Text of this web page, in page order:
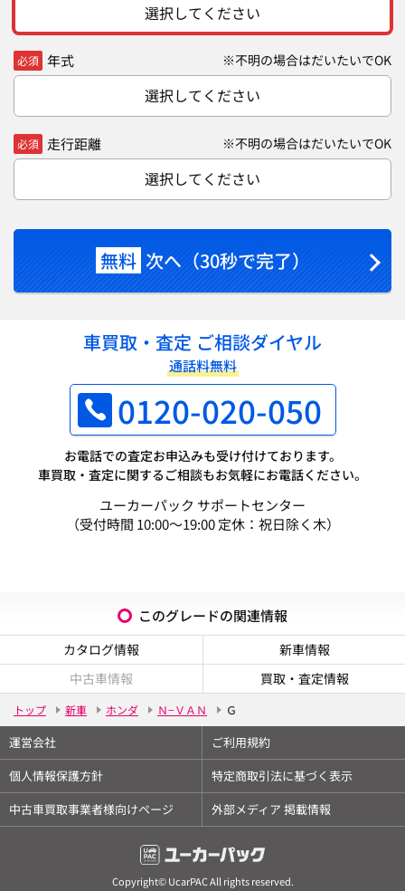
選択してください
必須 年式 ※不明の場合はだいたいでOK
選択してください
必須 走行距離 ※不明の場合はだいたいでOK
選択してください
無料 次へ（30秒で完了）
車買取・査定 ご相談ダイヤル
通話料無料
0120-020-050
お電話での査定お申込みも受け付けております。
車買取・査定に関するご相談もお気軽にお電話ください。
ユーカーパック サポートセンター
（受付時間 10:00～19:00 定休：祝日除く木）
このグレードの関連情報
カタログ情報
新車情報
中古車情報
買取・査定情報
トップ 新車 ホンダ Ｎ−ＶＡＮ Ｇ
運営会社
ご利用規約
個人情報保護方針
特定商取引法に基づく表示
中古車買取事業者様向けページ
外部メディア 掲載情報
Copyright© UcarPAC All rights reserved.